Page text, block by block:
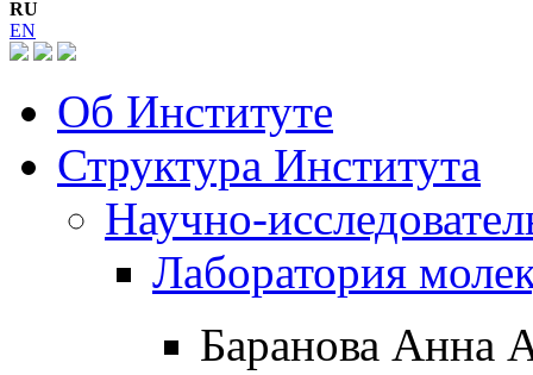
RU
EN
Об Институте
Структура Института
Научно-
Лаборатория
Баранова Анна